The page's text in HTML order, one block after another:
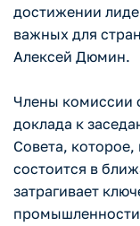
достижении
важных для
Алексей Дюмин.
Члены комиссии
доклада к
Совета,
состоится в
затрагивает